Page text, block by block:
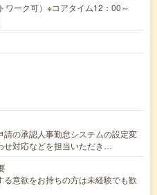
ワーク可）※コアタイム12：00～
請の承認人事勤怠システムの設定変
せ対応などを担当いただき…
意欲をお持ちの方は未経験でも歓